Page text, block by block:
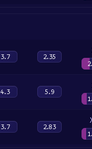
3.7 2.35
4.3 5.9
3.7 2.83